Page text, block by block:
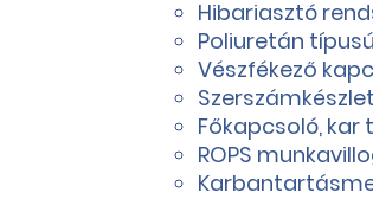
Hibariasztó
Poliuretán
Vészfékező
Főkapcsoló,
ROPS